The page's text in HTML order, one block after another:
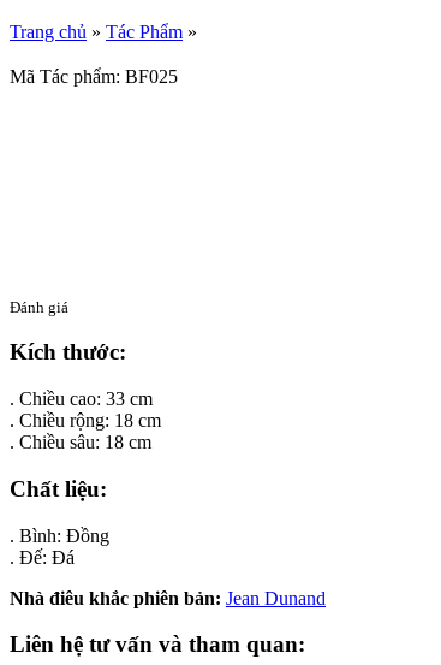
Trang chủ » Tác Phẩm »
Mã Tác phẩm: BF025
Đánh giá
Kích thước:
. Chiều cao: 33 cm
. Chiều rộng: 18 cm
. Chiều sâu: 18 cm
Chất liệu:
. Bình: Đồng
. Đế: Đá
Nhà điêu khắc phiên bản: Jean Dunand
Liên hệ tư vấn và tham quan: